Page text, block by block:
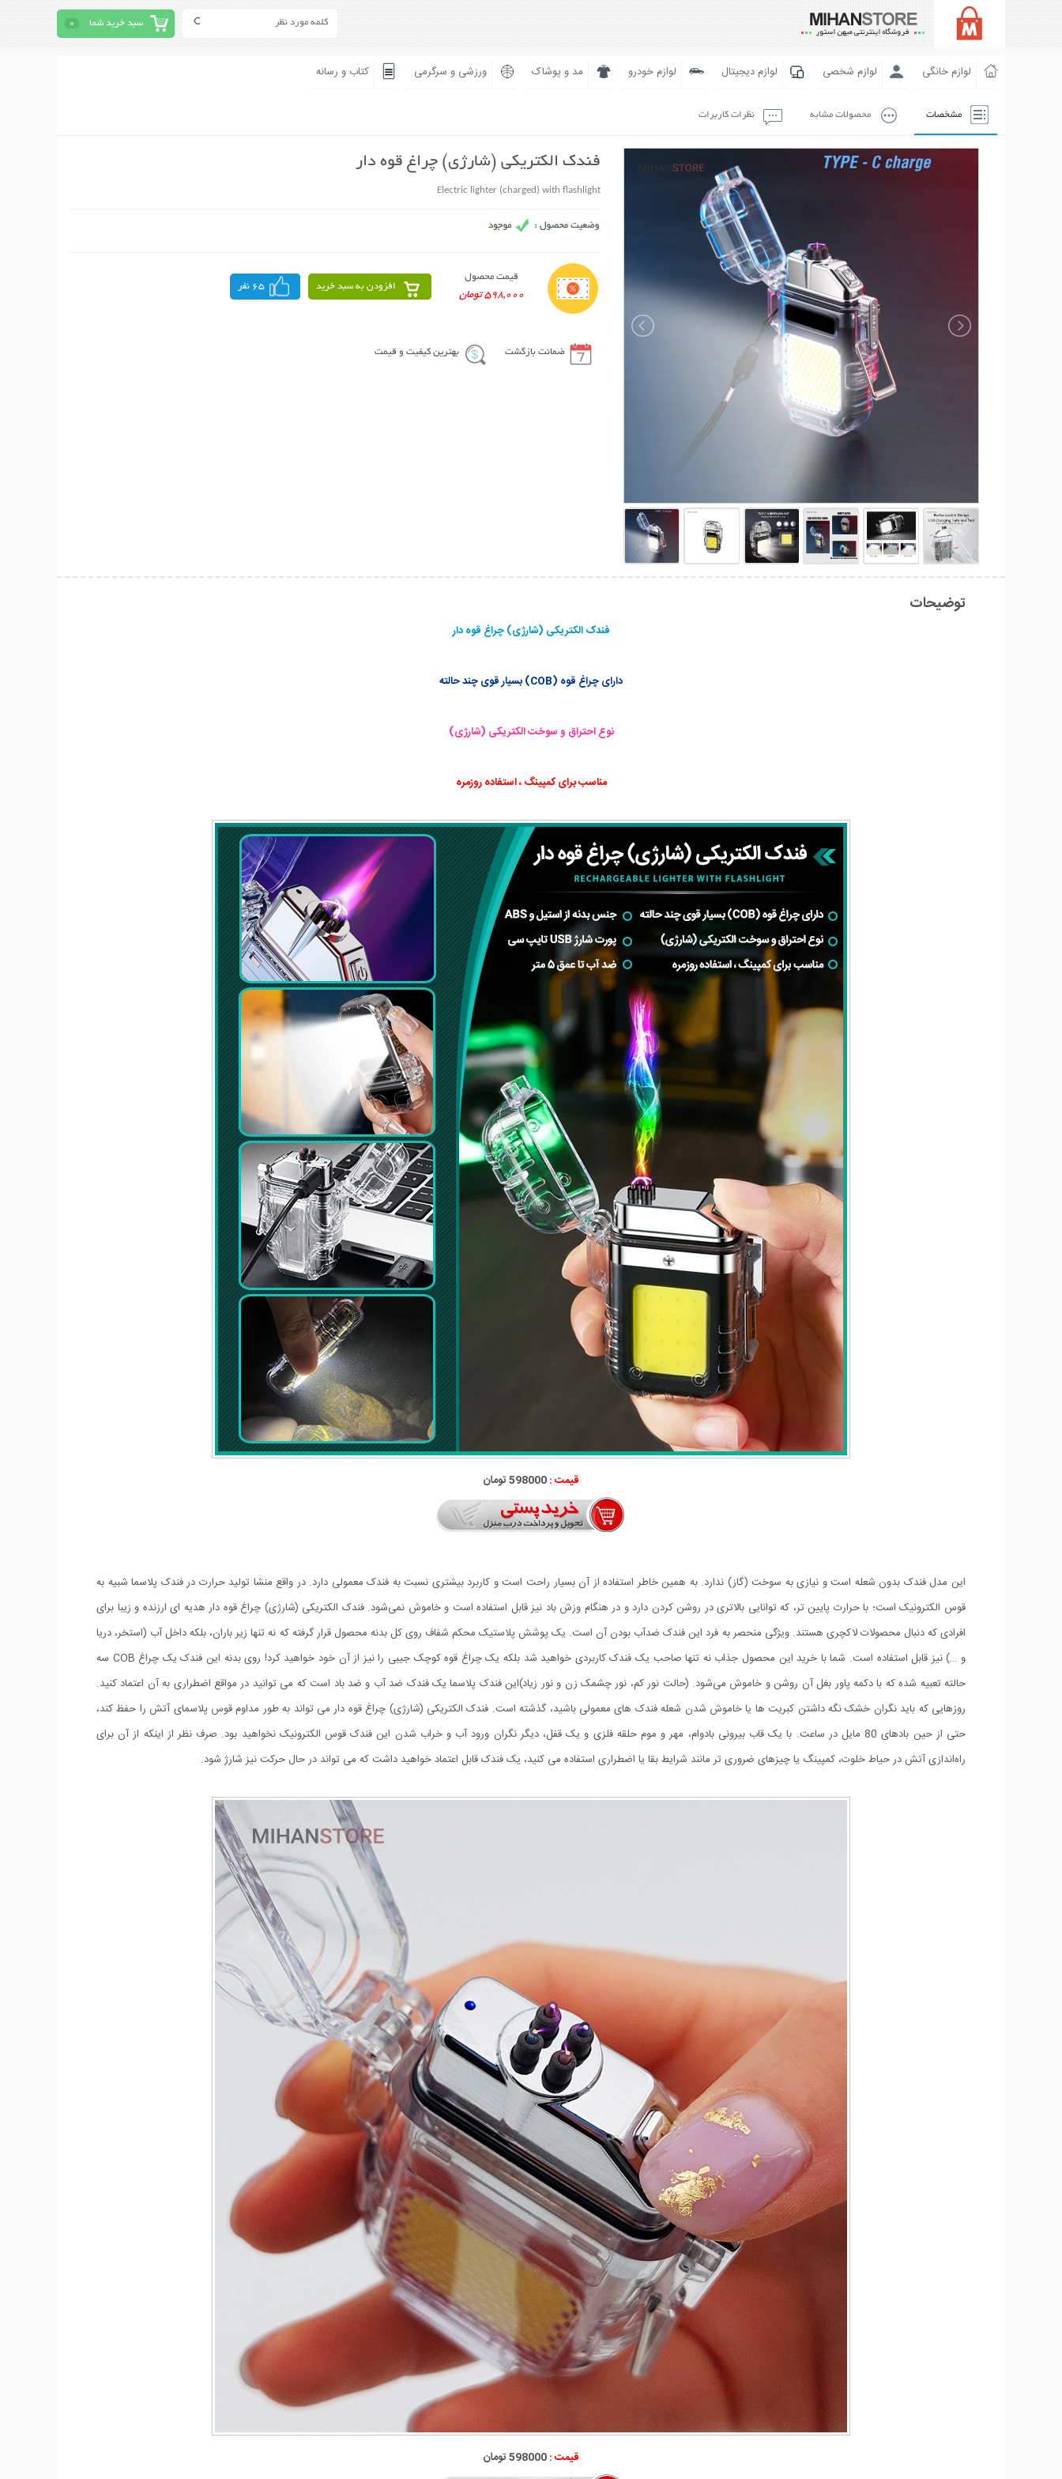
سبد خرید شما 0
لوازم خانگی لوازم شخصی لوازم دیجیتال لوازم خودرو مد و پوشاک ورزشی و سرگرمی کتاب و رسانه
مشخصات محصولات مشابه نظرات کاربرات
فندک الکتریکی (شارژی) چراغ قوه دار
Electric lighter (charged) with flashlight
قیمت محصول
598,000 تومان
افزودن به سبد خرید 65 نفر
ضمانت بازگشت بهترین کیفیت و قیمت
توضیحات
فندک الکتریکی (شارژی) چراغ قوه دار
دارای چراغ قوه (COB) بسیار قوی چند حالته
نوع احتراق و سوخت الکتریکی (شارژی)
مناسب برای کمپینگ ، استفاده روزمره
قیمت :598000 تومان
این مدل فندک بدون شعله است و نیازی به سوخت (گاز) ندارد. به همین خاطر استفاده از آن بسیار راحت است و کاربرد بیشتری نسبت به فندک معمولی دارد. در واقع منشا تولید حرارت در فندک پلاسما شبیه به
قوس الکترونیک است؛ با حرارت پایین تر، که توانایی بالاتری در روشن کردن دارد و در هنگام وزش باد نیز قابل استفاده است و خاموش نمی‌شود. فندک الکتریکی (شارژی) چراغ قوه دار هدیه ای ارزنده و زیبا برای
افرادی که دنبال محصولات لاکچری هستند. ویژگی منحصر به فرد این فندک ضدآب بودن آن است. یک پوشش پلاستیک محکم شفاف روی کل بدنه محصول قرار گرفته که نه تنها زیر باران، بلکه داخل آب (استخر، دریا
و …) نیز قابل استفاده است. شما با خرید این محصول جذاب نه تنها صاحب یک فندک کاربردی خواهید شد بلکه یک چراغ قوه کوچک جیبی را نیز از آن خود خواهید کرد! روی بدنه این فندک یک چراغ COB سه
حالته تعبیه شده که با دکمه پاور بغل آن روشن و خاموش می‌شود. (حالت نور کم، نور چشمک زن و نور زیاد)این فندک پلاسما یک فندک ضد آب و ضد باد است که می توانید در مواقع اضطراری به آن اعتماد کنید.
روزهایی که باید نگران خشک نگه داشتن کبریت ها یا خاموش شدن شعله فندک های معمولی باشید، گذشته است. فندک الکتریکی (شارژی) چراغ قوه دار می تواند به طور مداوم قوس پلاسمای آتش را حفظ کند،
حتی از حین بادهای 80 مایل در ساعت. با یک قاب بیرونی بادوام، مهر و موم حلقه فلزی و یک قفل، دیگر نگران ورود آب و خراب شدن این فندک قوس الکترونیک نخواهید بود. صرف نظر از اینکه از آن برای
راه‌اندازی آتش در حیاط خلوت، کمپینگ یا چیزهای ضروری تر مانند شرایط بقا یا اضطراری استفاده می کنید، یک فندک قابل اعتماد خواهید داشت که می تواند در حال حرکت نیز شارژ شود.
قیمت :598000 تومان